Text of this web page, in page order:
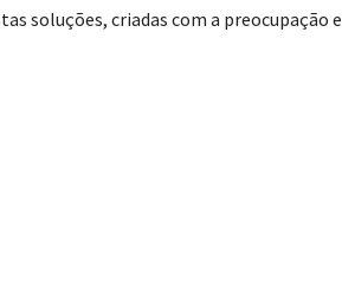
soluções, criadas com a preocupação